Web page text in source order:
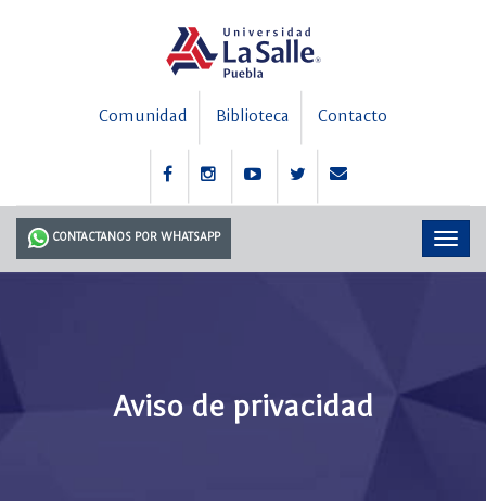
Comunidad Biblioteca Contacto
CONTACTANOS POR WHATSAPP
Aviso de privacidad